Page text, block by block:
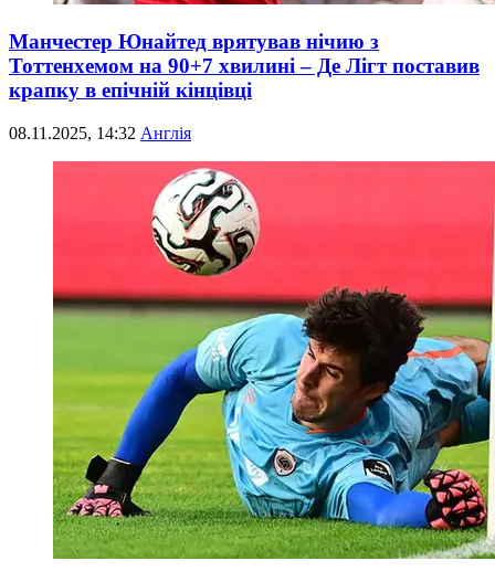
Манчестер Юнайтед врятував нічию з
Тоттенхемом на 90+7 хвилині – Де Лігт поставив
крапку в епічній кінцівці
08.11.2025, 14:32 Англія